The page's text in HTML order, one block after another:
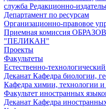
служба Редакционно-
Департамент по ресурсам
Организационно-правовое
Приемная комиссия
"ПЕЛИКАН"
Проекты
Факультеты
Естественно-
Деканат Кафедра биологии,
Кафедра химии, технологии и
Факультет иностранных
Деканат Кафедра